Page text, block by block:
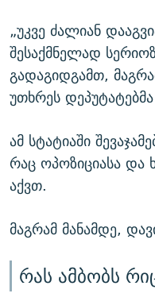
„უკვე ძალიან
შესაქმნელად
გადაგიდგამთ,
უთხრეს
ამ სტატიაში
რაც ოპოზიციასა და
აქვთ.
მაგრამ მანამდე,
რას ამბობს